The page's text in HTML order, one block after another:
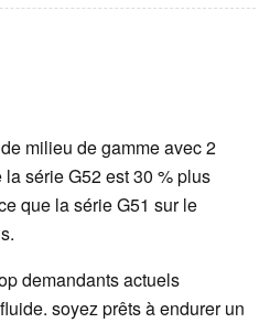
milieu de gamme avec 2
série G52 est 30 % plus
que la série G51 sur le
demandants actuels
soyez prêts à endurer un